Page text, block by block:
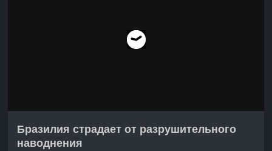
Бразилия страдает от разрушительного
наводнения